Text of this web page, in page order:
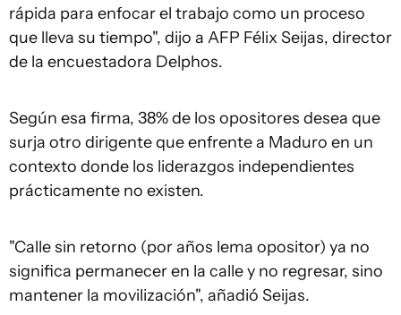
rápida para enfocar el trabajo como un proceso
que lleva su tiempo", dijo a AFP Félix Seijas, director
de la encuestadora Delphos.
Según esa firma, 38% de los opositores desea que
surja otro dirigente que enfrente a Maduro en un
contexto donde los liderazgos independientes
prácticamente no existen.
"Calle sin retorno (por años lema opositor) ya no
significa permanecer en la calle y no regresar, sino
mantener la movilización", añadió Seijas.